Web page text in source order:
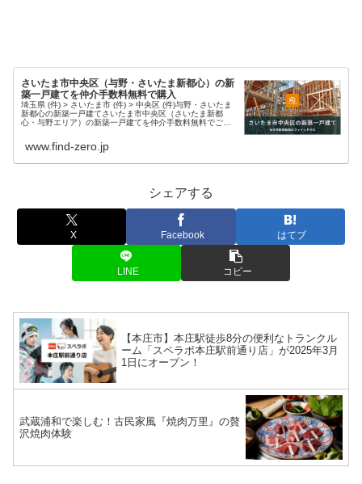
さいたま市中央区（与野・さいたま新都心）の新
築一戸建てを仲介手数料無料で購入
埼玉県 (件) > さいたま市 (件) > 中央区 (件)与野・さいたま
新都心の新築一戸建てさいたま市中央区（さいたま新都
心・与野エリア）の新築一戸建てを仲介手数料無料でご紹
探しをサポート...
www.find-zero.jp
シェアする
X Facebook はてブ
LINE コピー
【本庄市】本庄駅徒歩8分の便利なトランクル
ーム「スペラボ本庄駅前通り店」が2025年3月
1日にオープン！
武蔵浦和で楽しむ！古民家風『焼肉万里』の贅
沢焼肉体験